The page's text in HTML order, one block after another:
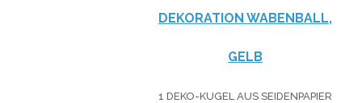
DEKORATION WABENBALL,
GELB
1 DEKO-KUGEL AUS SEIDENPAPIER